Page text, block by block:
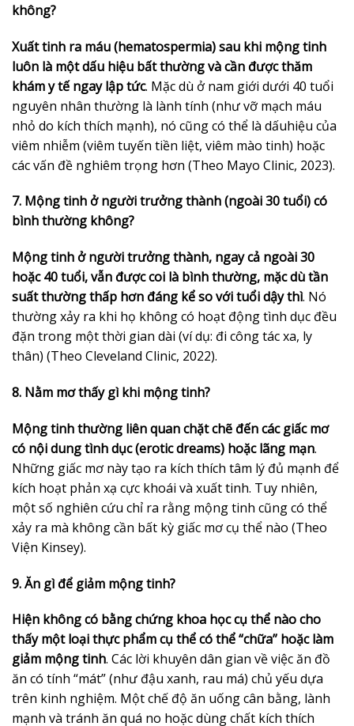
không?
Xuất tinh ra máu (hematospermia) sau khi mộng tinh
luôn là một dấu hiệu bất thường và cần được thăm
khám y tế ngay lập tức. Mặc dù ở nam giới dưới 40 tuổi
nguyên nhân thường là lành tính (như vỡ mạch máu
nhỏ do kích thích mạnh), nó cũng có thể là dấuhiệu của
viêm nhiễm (viêm tuyến tiền liệt, viêm mào tinh) hoặc
các vấn đề nghiêm trọng hơn (Theo Mayo Clinic, 2023).
7. Mộng tinh ở người trưởng thành (ngoài 30 tuổi) có
bình thường không?
Mộng tinh ở người trưởng thành, ngay cả ngoài 30
hoặc 40 tuổi, vẫn được coi là bình thường, mặc dù tần
suất thường thấp hơn đáng kể so với tuổi dậy thì. Nó
thường xảy ra khi họ không có hoạt động tình dục đều
đặn trong một thời gian dài (ví dụ: đi công tác xa, ly
thân) (Theo Cleveland Clinic, 2022).
8. Nằm mơ thấy gì khi mộng tinh?
Mộng tinh thường liên quan chặt chẽ đến các giấc mơ
có nội dung tình dục (erotic dreams) hoặc lãng mạn.
Những giấc mơ này tạo ra kích thích tâm lý đủ mạnh để
kích hoạt phản xạ cực khoái và xuất tinh. Tuy nhiên,
một số nghiên cứu chỉ ra rằng mộng tinh cũng có thể
xảy ra mà không cần bất kỳ giấc mơ cụ thể nào (Theo
Viện Kinsey).
9. Ăn gì để giảm mộng tinh?
Hiện không có bằng chứng khoa học cụ thể nào cho
thấy một loại thực phẩm cụ thể có thể “chữa” hoặc làm
giảm mộng tinh. Các lời khuyên dân gian về việc ăn đồ
ăn có tính “mát” (như đậu xanh, rau má) chủ yếu dựa
trên kinh nghiệm. Một chế độ ăn uống cân bằng, lành
mạnh và tránh ăn quá no hoặc dùng chất kích thích